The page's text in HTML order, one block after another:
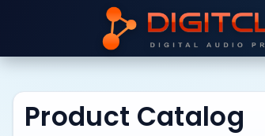
Product Catalog